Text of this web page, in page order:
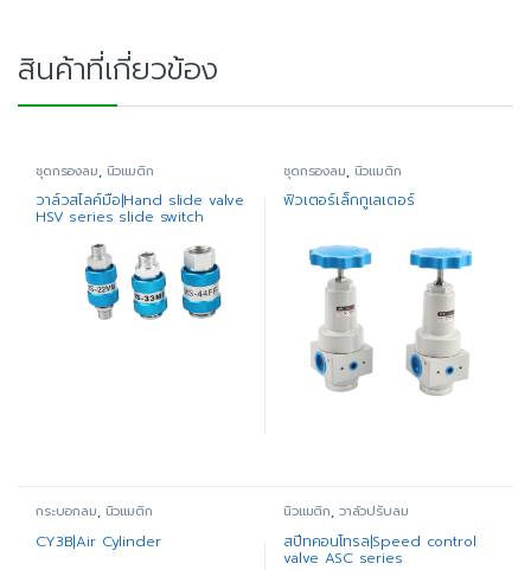
สินค้าที่เกี่ยวข้อง
ชุดกรองลม, นิวแมติก
วาล์วสไลค์มือ|Hand slide valve
HSV series slide switch
ชุดกรองลม, นิวแมติก
ฟิวเตอร์เล็กกูเลเตอร์
กระบอกลม, นิวแมติก
CY3B|Air Cylinder
นิวแมติก, วาล์วปรับลม
สปีทคอนโทรล|Speed control
valve ASC series